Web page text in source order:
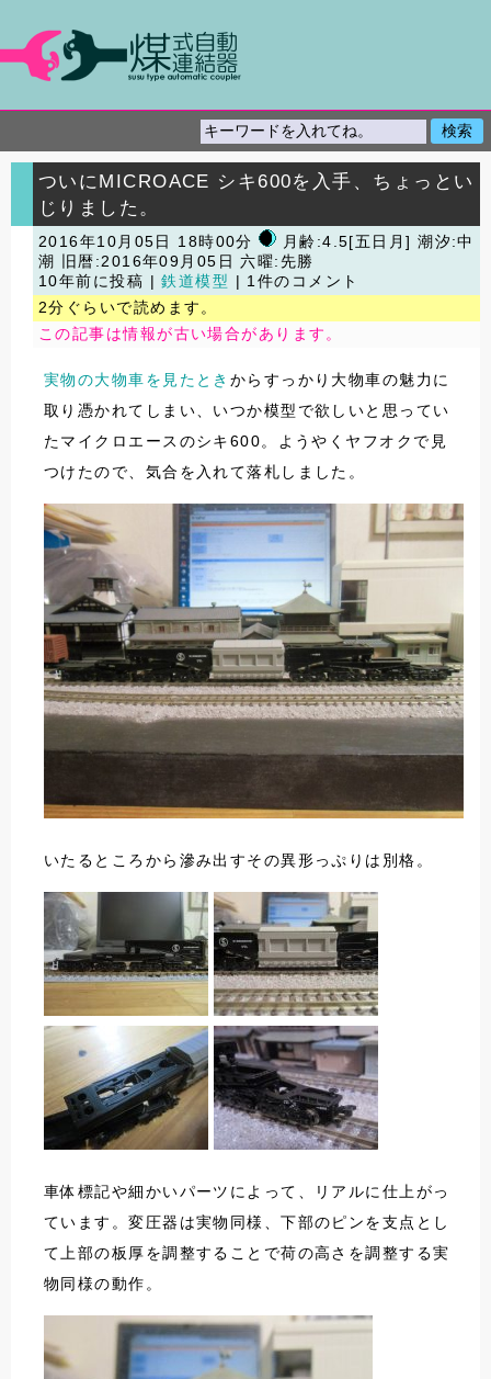
ついにMICROACE シキ600を入手、ちょっとい
じりました。
2016年10月05日 18時00分
月齢:4.5[五日月] 潮汐:中
潮
旧暦:2016年09月05日 六曜:先勝
10年前に投稿 |鉄道模型
| 1件のコメント
2分ぐらいで読めます。
この記事は情報が古い場合があります。
実物の大物車を見たとき からすっかり大物車の魅力に
取り憑かれてしまい、いつか模型で欲しいと思ってい
たマイクロエースのシキ600。ようやくヤフオクで見
つけたので、気合を入れて落札しました。
いたるところから滲み出すその異形っぷりは別格。
車体標記や細かいパーツによって、リアルに仕上がっ
ています。変圧器は実物同様、下部のピンを支点とし
て上部の板厚を調整することで荷の高さを調整する実
物同様の動作。